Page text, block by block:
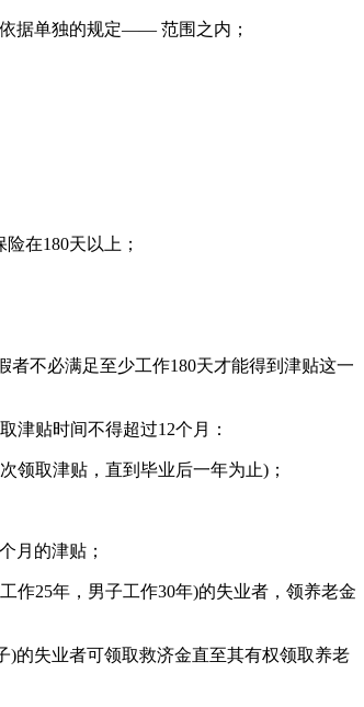
据单独的规定—— 范围之内；
在180天以上；
不必满足至少工作180天才能得到津贴这一
津贴时间不得超过12个月：
领取津贴，直到毕业后一年为止)；
月的津贴；
作25年，男子工作30年)的失业者，领养老金
)的失业者可领取救济金直至其有权领取养老